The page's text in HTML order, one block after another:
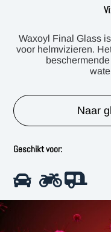
Waxoyl Final Glass
voor helmvizieren.
Naar
Geschikt voor: